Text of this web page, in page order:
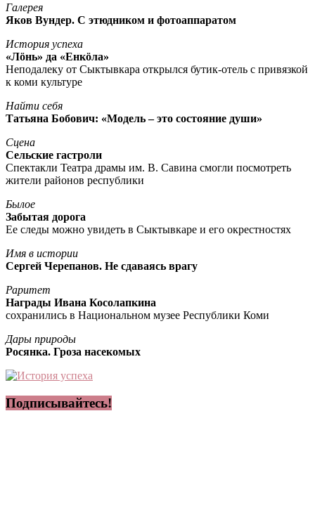
Галерея
Яков Вундер. С этюдником и фотоаппаратом
История успеха
«Лöнь» да «Енкöла»
Неподалеку от Сыктывкара открылся бутик-отель с привязкой
к коми культуре
Найти себя
Татьяна Бобович: «Модель – это состояние души»
Сцена
Сельские гастроли
Спектакли Театра драмы им. В. Савина смогли посмотреть
жители районов республики
Былое
Забытая дорога
Ее следы можно увидеть в Сыктывкаре и его окрестностях
Имя в истории
Сергей Черепанов. Не сдаваясь врагу
Раритет
Награды Ивана Косолапкина
сохранились в Национальном музее Республики Коми
Дары природы
Росянка. Гроза насекомых
Подписывайтесь!